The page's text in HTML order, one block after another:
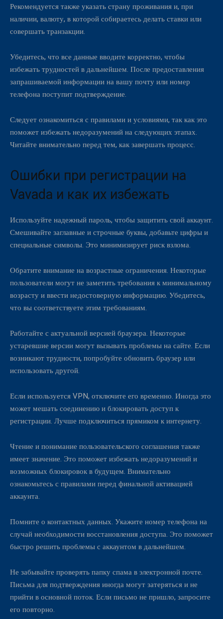
Рекомендуется также указать страну проживания и, при
наличии, валюту, в которой собираетесь делать ставки или
совершать транзакции.
Убедитесь, что все данные вводите корректно, чтобы
избежать трудностей в дальнейшем. После предоставления
запрашиваемой информации на вашу почту или номер
телефона поступит подтверждение.
Следует ознакомиться с правилами и условиями, так как это
поможет избежать недоразумений на следующих этапах.
Читайте внимательно перед тем, как завершать процесс.
Ошибки при регистрации на
Vavada и как их избежать
Используйте надежный пароль, чтобы защитить свой аккаунт.
Смешивайте заглавные и строчные буквы, добавьте цифры и
специальные символы. Это минимизирует риск взлома.
Обратите внимание на возрастные ограничения. Некоторые
пользователи могут не заметить требования к минимальному
возрасту и ввести недостоверную информацию. Убедитесь,
что вы соответствуете этим требованиям.
Работайте с актуальной версией браузера. Некоторые
устаревшие версии могут вызывать проблемы на сайте. Если
возникают трудности, попробуйте обновить браузер или
использовать другой.
Если используется VPN, отключите его временно. Иногда это
может мешать соединению и блокировать доступ к
регистрации. Лучше подключиться прямиком к интернету.
Чтение и понимание пользовательского соглашения также
имеет значение. Это поможет избежать недоразумений и
возможных блокировок в будущем. Внимательно
ознакомьтесь с правилами перед финальной активацией
аккаунта.
Помните о контактных данных. Укажите номер телефона на
случай необходимости восстановления доступа. Это поможет
быстро решить проблемы с аккаунтом в дальнейшем.
Не забывайте проверять папку спама в электронной почте.
Письма для подтверждения иногда могут затеряться и не
прийти в основной поток. Если письмо не пришло, запросите
его повторно.